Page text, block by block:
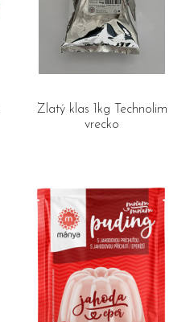
Zlatý klas 1kg Technolim
vrecko